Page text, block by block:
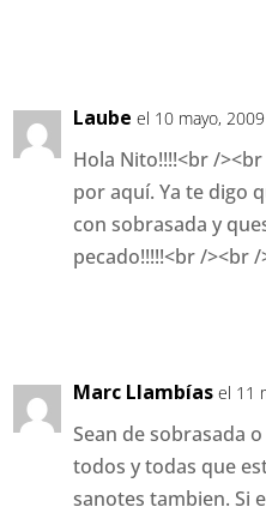
Laube el 10 mayo,
Hola Nito!!!!<br /
por aquí. Ya te digo
con sobrasada y
pecado!!!!!<br /><br
Marc Llambías el 11
Sean de sobrasada
todos y todas que
sanotes tambien. Si